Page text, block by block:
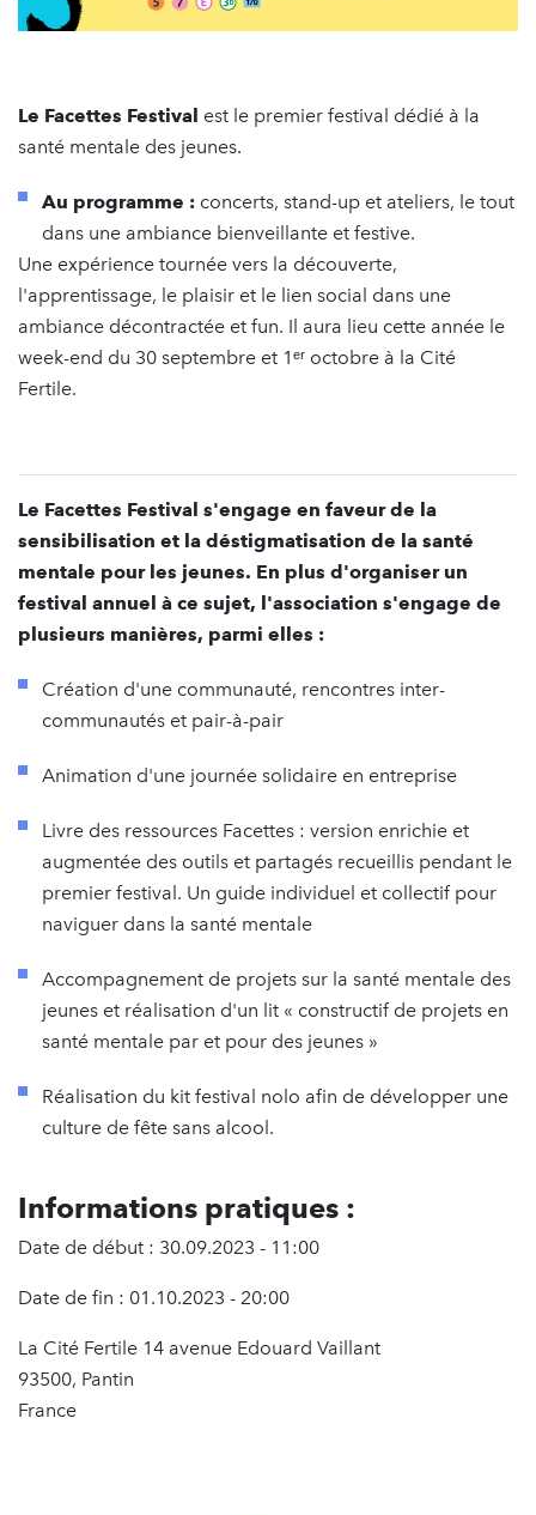
Le Facettes Festival est le premier festival dédié à la
santé mentale des jeunes.
Au programme : concerts, stand-up et ateliers, le tout
dans une ambiance bienveillante et festive.
Une expérience tournée vers la découverte,
l'apprentissage, le plaisir et le lien social dans une
ambiance décontractée et fun. Il aura lieu cette année le
week-end du 30 septembre et 1ᵉʳ octobre à la Cité
Fertile.
Le Facettes Festival s'engage en faveur de la
sensibilisation et la déstigmatisation de la santé
mentale pour les jeunes. En plus d'organiser un
festival annuel à ce sujet, l'association s'engage de
plusieurs manières, parmi elles :
Création d'une communauté, rencontres inter-
communautés et pair-à-pair
Animation d'une journée solidaire en entreprise
Livre des ressources Facettes : version enrichie et
augmentée des outils et partagés recueillis pendant le
premier festival. Un guide individuel et collectif pour
naviguer dans la santé mentale
Accompagnement de projets sur la santé mentale des
jeunes et réalisation d'un lit « constructif de projets en
santé mentale par et pour des jeunes »
Réalisation du kit festival nolo afin de développer une
culture de fête sans alcool.
Informations pratiques :
Date de début : 30.09.2023 - 11:00
Date de fin : 01.10.2023 - 20:00
La Cité Fertile 14 avenue Edouard Vaillant
93500, Pantin
France